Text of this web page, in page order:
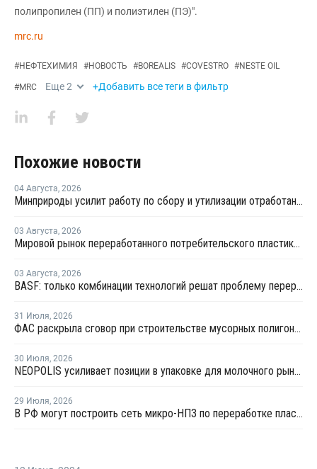
полипропилен (ПП) и полиэтилен (ПЭ)".
mrc.ru
#НЕФТЕХИМИЯ #НОВОСТЬ #BOREALIS #COVESTRO #NESTE OIL
#MRC Еще2 +Добавить все теги в фильтр
Похожие новости
04 Августа, 2026
Минприроды усилит работу по сбору и утилизации отработанных шин
03 Августа, 2026
Мировой рынок переработанного потребительского пластика к 2033 году вырастет в два раза
03 Августа, 2026
BASF: только комбинации технологий решат проблему переработки инженерных пластиков
31 Июля, 2026
ФАС раскрыла сговор при строительстве мусорных полигонов на 14,9 млрд рублей
30 Июля, 2026
NEOPOLIS усиливает позиции в упаковке для молочного рынка
29 Июля, 2026
В РФ могут построить сеть микро-НПЗ по переработке пластика в бензин